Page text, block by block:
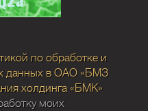
по обработке и
данных в ОАО «БМЗ
холдинга «БМК»
моих